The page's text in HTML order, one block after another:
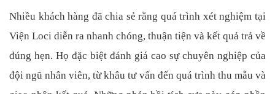
Nhiều khách hàng đã chia sẻ rằng quá trình xét nghiệm tại
Viện Loci diễn ra nhanh chóng, thuận tiện và kết quả trả về
đúng hẹn. Họ đặc biệt đánh giá cao sự chuyên nghiệp của
đội ngũ nhân viên, từ khâu tư vấn đến quá trình thu mẫu và